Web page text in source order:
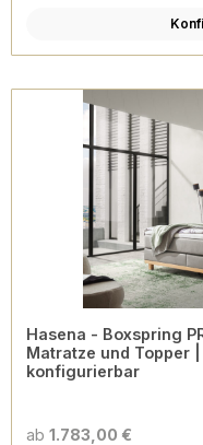
Hasena - Boxspring PRONTO Cecilia | inkl.
Matratze und Topper
konfigurierbar
ab 1.783,00 €